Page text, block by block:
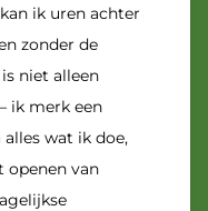
ik uren achter
zonder de
niet alleen
ik merk een
wat ik doe,
openen van